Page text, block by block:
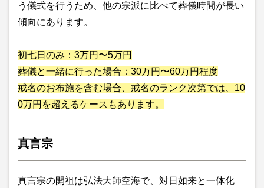
う儀式を行うため、他の宗派に比べて葬儀時間が長い
傾向にあります。
初七日のみ：3万円〜5万円
葬儀と一緒に行った場合：30万円〜60万円程度
戒名のお布施を含む場合、戒名のランク次第では、10
0万円を超えるケースもあります。
真言宗
真言宗の開祖は弘法大師空海で、対日如来と一体化